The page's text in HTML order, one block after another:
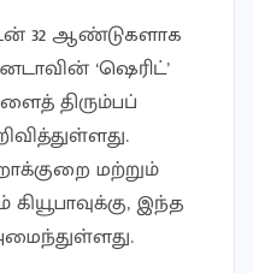
32 ஆண்டுகளாக
‘ஷெரிட்’
திரும்பப்
மற்றும்
இந்த